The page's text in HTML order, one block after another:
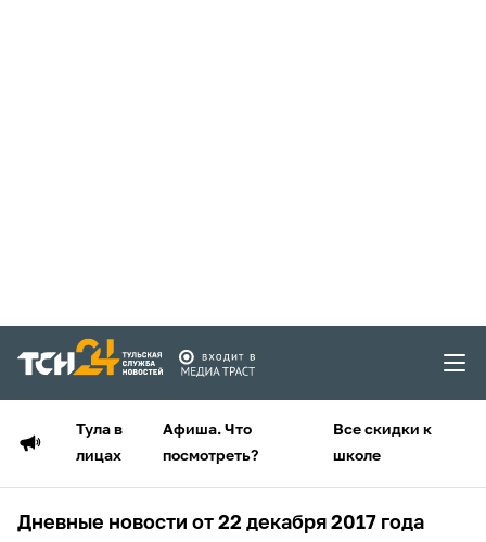
Тула в
лицах
Афиша. Что
посмотреть?
Все скидки к
школе
Дневные новости от 22 декабря 2017 года